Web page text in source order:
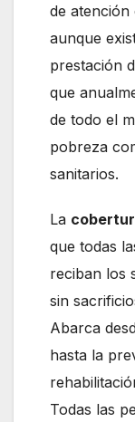
de atención
aunque
prestación
que
de todo el
pobreza
sanitarios.
La
que todas
reciban los
sin
Abarca
hasta la
Todas las